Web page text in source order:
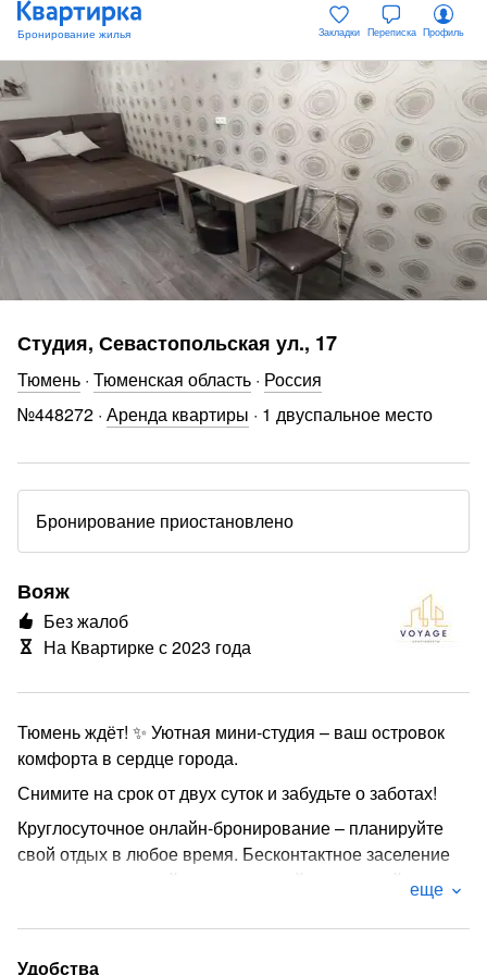
Закладки Переписка Профиль
Студия, Севастопольская ул., 17
Тюмень · Тюменская область · Россия
№448272 · Аренда квартиры · 1 двуспальное место
Бронирование приостановлено
Вояж
Без жалоб
На Квартирке с 2023 года
Тюмень ждёт! ✨ Уютная мини-студия – ваш oстрoвок
комфорта в сердце города. ️
Снимите на срок от двух суток и забудьте о заботах!
Круглосуточное онлайн-бронирование – планируйте
свой отдых в любое время. Бесконтактное заселение
по запросу – откройте дверь в свой временный дом
по индивидуальной цене:
еще
Удобства